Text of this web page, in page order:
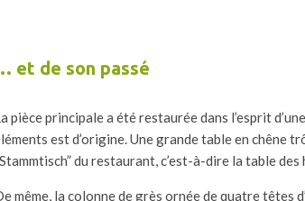
et de son passé
pièce principale a été restaurée dans l’esprit
est d’origine. Une grande table en chêne
du restaurant, c’est-à-dire la table des
même, la colonne de grès ornée de quatre têtes